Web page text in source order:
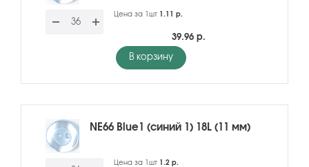
Цена за 1шт 1.11 р.
39.96 р.
В корзину
NE66 Blue1 (синий 1) 18L (11 мм)
Цена за 1шт 1.2 р.